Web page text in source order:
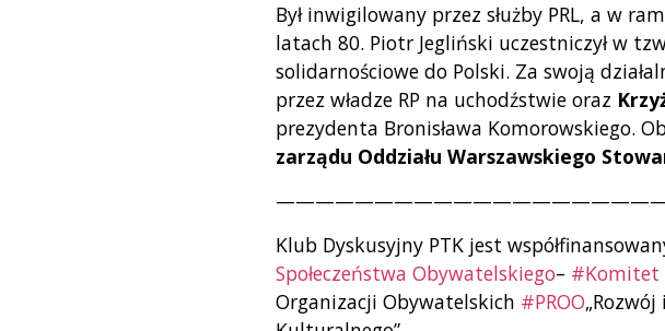
Był inwigilowany przez służby PRL, a w
latach 80. Piotr Jegliński uczestniczył w
solidarnościowe do Polski. Za swoją
przez władze RP na uchodźstwie oraz
prezydenta Bronisława Komorowskiego.
zarządu Oddziału Warszawskiego
Klub Dyskusyjny PTK jest
Społeczeństwa Obywatelskiego– #Komitet
Organizacji Obywatelskich #PROO